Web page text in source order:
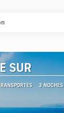
SUR
3 NOCHES